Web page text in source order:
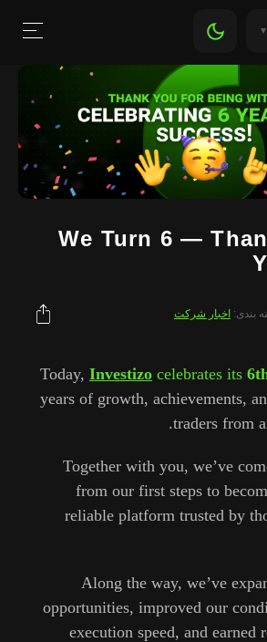
We Turn 6 —
بندی: اخبار شرکت
Today, Investizo celebrates its
years of growth, achievements,
traders from
Together with you, we’ve
from our first steps to
reliable platform trusted by
Along the way, we’ve
opportunities, improved our
execution speed, and earned